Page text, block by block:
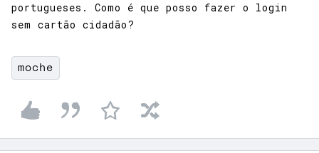
portugueses. Como é que posso fazer o login
sem cartão cidadão?
moche